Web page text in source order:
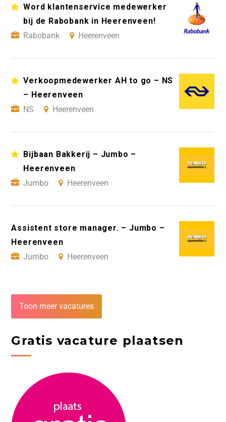
Word klantenservice medewerker
bij de Rabobank in Heerenveen!
Rabobank
Heerenveen
Verkoopmedewerker AH to go – NS
– Heerenveen
NS
Heerenveen
Bijbaan Bakkerij – Jumbo –
Heerenveen
Jumbo
Heerenveen
Assistent store manager. – Jumbo –
Heerenveen
Jumbo
Heerenveen
Toon meer vacatures
Gratis vacature plaatsen